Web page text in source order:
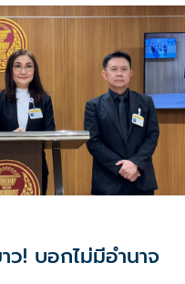
ส่อซ้ำเติมอารมณ์บาดหมาง
านทุกข์ระทมอยู่ร่วมกันยาก
ว! บอกไม่มีอำนาจ